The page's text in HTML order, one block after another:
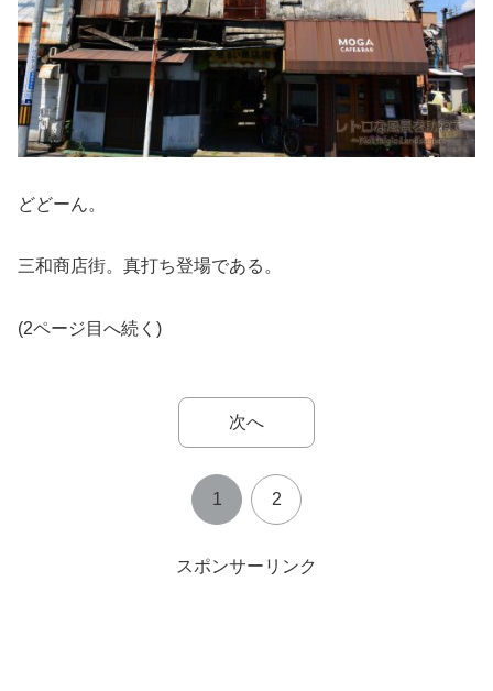
どどーん。
三和商店街。真打ち登場である。
(2ページ目へ続く)
次へ
1 2
スポンサーリンク